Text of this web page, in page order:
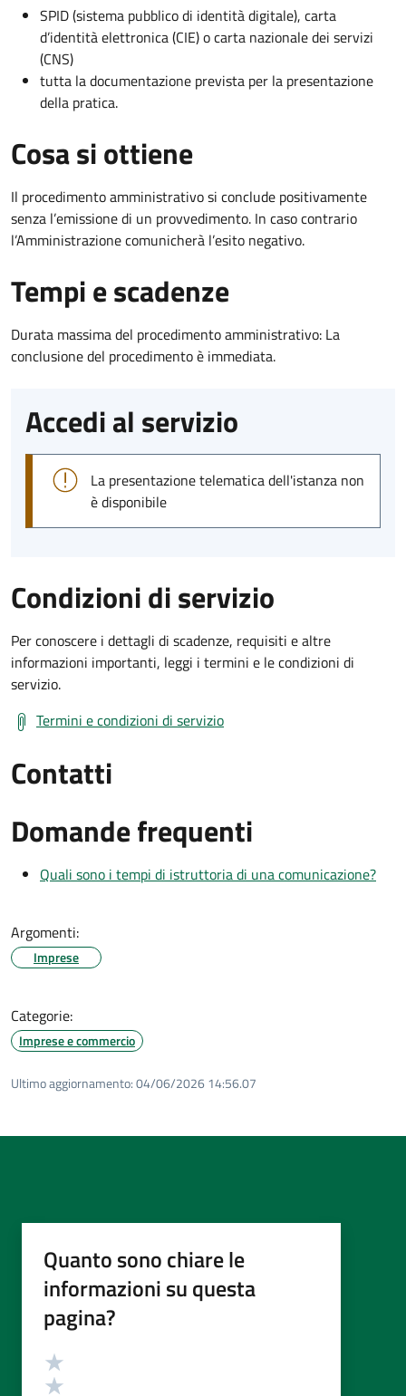
SPID (sistema pubblico di identità digitale), carta
d’identità elettronica (CIE) o carta nazionale dei servizi
(CNS)
tutta la documentazione prevista per la presentazione
della pratica.
Cosa si ottiene
Il procedimento amministrativo si conclude positivamente
senza l’emissione di un provvedimento. In caso contrario
l’Amministrazione comunicherà l’esito negativo.
Tempi e scadenze
Durata massima del procedimento amministrativo: La
conclusione del procedimento è immediata.
Accedi al servizio
La presentazione telematica dell'istanza non
è disponibile
Condizioni di servizio
Per conoscere i dettagli di scadenze, requisiti e altre
informazioni importanti, leggi i termini e le condizioni di
servizio.
Termini e condizioni di servizio
Contatti
Domande frequenti
Quali sono i tempi di istruttoria di una comunicazione?
Argomenti:
Imprese
Categorie:
Imprese e commercio
Ultimo aggiornamento:04/06/2026 14:56.07
Quanto sono chiare le
informazioni su questa
pagina?
Valutazione